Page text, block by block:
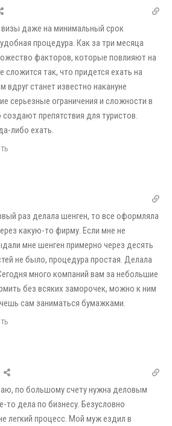
даже на минимальный срок
процедура. Как за три месяца
факторов, которые повлияют на
сложится так, что придется ехать на
станет известно накануне
серьезные ограничения и сложности в
препятствия для туристов.
либо ехать.
раз делала шенген, то все оформляла
какую-то фирму. Если мне не
мне шенген примерно через десять
не было, процедура простая. Делала
много компаний вам за небольшие
без всяких заморочек, можно к ним
сам заниматься бумажками.
по большому счету нужна деловым
дела по бизнесу. Безусловно
легкий процесс. Мой муж ездил в